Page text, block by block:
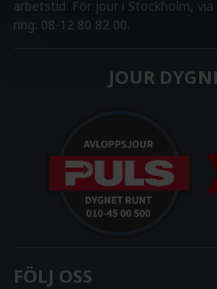
arbetstid. För jour i Stockholm,
ring: 08-12 80 82 00.
JOUR
FÖLJ OSS